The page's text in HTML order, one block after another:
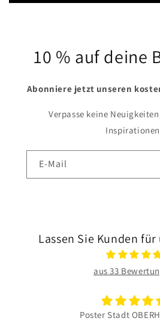
10 % auf deine
Abonniere jetzt unseren
Verpasse keine
E-Mail
Lassen Sie Kunden
aus 33
Poster Stadt